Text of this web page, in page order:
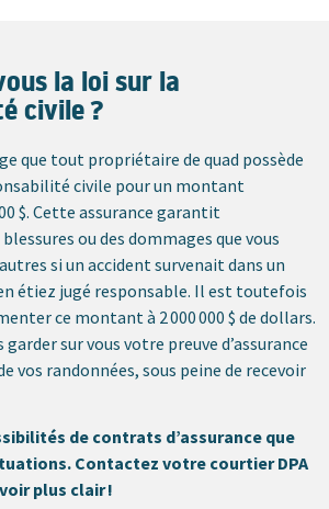
la loi sur la
civile ?
que tout propriétaire de quad possède
civile pour un montant
$. Cette assurance garantit
ou des dommages que vous
si un accident survenait dans un
étiez jugé responsable. Il est toutefois
ce montant à 2 000 000 $ de dollars.
garder sur vous votre preuve d’assurance
vos randonnées, sous peine de recevoir
de contrats d’assurance que
Contactez votre courtier DPA
plus clair !